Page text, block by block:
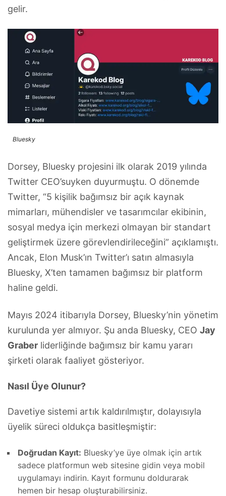
gelir.
Bluesky
Dorsey, Bluesky projesini ilk olarak 2019 yılında
Twitter CEO’suyken duyurmuştu. O dönemde
Twitter, “5 kişilik bağımsız bir açık kaynak
mimarları, mühendisler ve tasarımcılar ekibinin,
sosyal medya için merkezi olmayan bir standart
geliştirmek üzere görevlendirileceğini” açıklamıştı.
Ancak, Elon Musk’ın Twitter’ı satın almasıyla
Bluesky, X’ten tamamen bağımsız bir platform
haline geldi.
Mayıs 2024 itibarıyla Dorsey, Bluesky’nin yönetim
kurulunda yer almıyor. Şu anda Bluesky, CEO Jay
Graber liderliğinde bağımsız bir kamu yararı
şirketi olarak faaliyet gösteriyor.
Nasıl Üye Olunur?
Davetiye sistemi artık kaldırılmıştır, dolayısıyla
üyelik süreci oldukça basitleşmiştir:
Doğrudan Kayıt: Bluesky’ye üye olmak için artık
sadece platformun web sitesine gidin veya mobil
uygulamayı indirin. Kayıt formunu doldurarak
hemen bir hesap oluşturabilirsiniz.